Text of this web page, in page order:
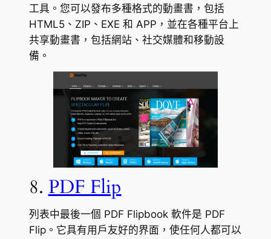
工具。您可以發布多種格式的動畫書，包括
HTML5、ZIP、EXE 和 APP，並在各種平台上
共享動畫書，包括網站、社交媒體和移動設
備。
8. PDF Flip
列表中最後一個 PDF Flipbook 軟件是 PDF
Flip。它具有用戶友好的界面，使任何人都可以